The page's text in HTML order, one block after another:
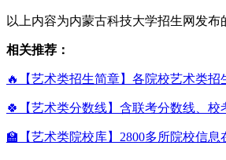
以上内容为内蒙古科技大学招生网发
相关推荐：
🔥【艺术类招生简章】各院校艺术类
🍀【艺术类分数线】含联考分数线、校
🏫【艺术类院校库】2800多所院校信息